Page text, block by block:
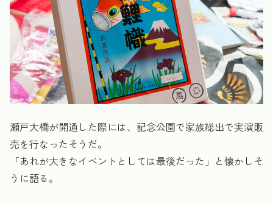
瀬戸大橋が開通した際には、記念公園で家族総出で実演販
売を行なったそうだ。
「あれが大きなイベントとしては最後だった」と懐かしそ
うに語る。